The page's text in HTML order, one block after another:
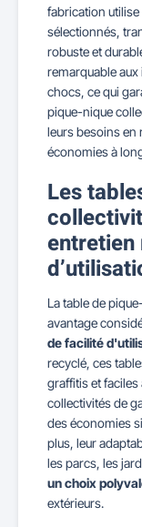
fabrication
sélectionnés,
robuste et
remarquable
chocs, ce qui
pique-nique
leurs besoins en
économies à
Les
La table de
avantage
de facilité
recyclé, ces
graffitis et faciles
collectivités de
des économies
plus, leur
les parcs, les
un choix
extérieurs.